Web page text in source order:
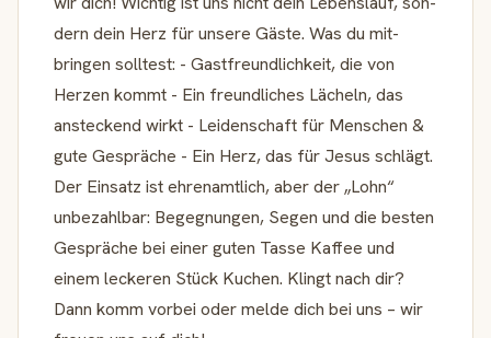
dern dein Herz für unsere Gäste. Was du mit­
bringen solltest: - Gast­freund­lich­keit, die von
Herzen kommt - Ein freund­li­ches Lächeln, das
anste­ckend wirkt - Lei­den­schaft für Men­schen &
gute Gespräche - Ein Herz, das für Jesus schlägt.
Der Ein­satz ist ehren­amt­lich, aber der „Lohn“
unbe­zahlbar: Begeg­nungen, Segen und die besten
Gespräche bei einer guten Tasse Kaffee und
einem leckeren Stück Kuchen. Klingt nach dir?
Dann komm vorbei oder melde dich bei uns – wir